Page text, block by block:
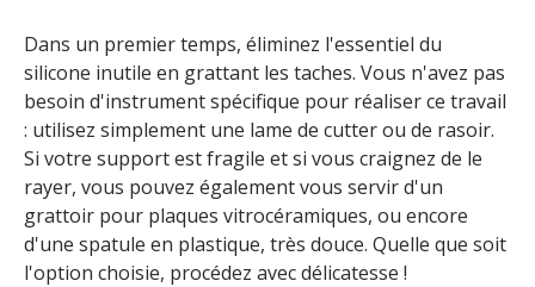
Dans un premier temps, éliminez l'essentiel du
silicone inutile en grattant les taches. Vous n'avez pas
besoin d'instrument spécifique pour réaliser ce travail
: utilisez simplement une lame de cutter ou de rasoir.
Si votre support est fragile et si vous craignez de le
rayer, vous pouvez également vous servir d'un
grattoir pour plaques vitrocéramiques, ou encore
d'une spatule en plastique, très douce. Quelle que soit
l'option choisie, procédez avec délicatesse !